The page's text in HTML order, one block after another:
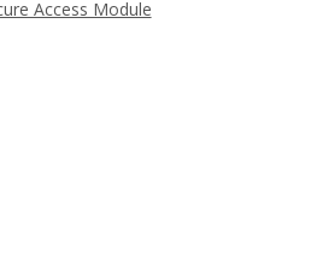
Access Module